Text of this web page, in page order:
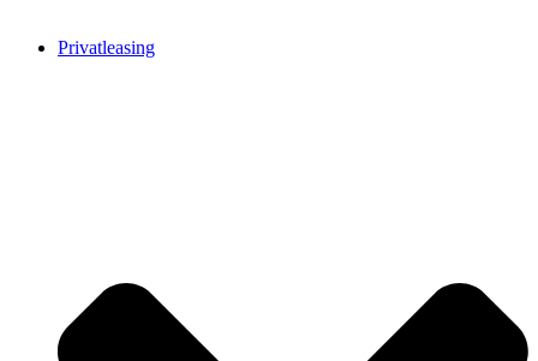
Privatleasing